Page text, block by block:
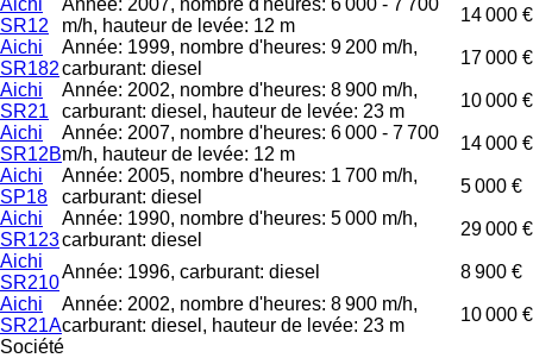
Aichi
SR12
Année: 2007, nombre d'heures: 6 000 - 7 700
m/h, hauteur de levée: 12 m
14 000 €
Aichi
SR182
Année: 1999, nombre d'heures: 9 200 m/h,
carburant: diesel
17 000 €
Aichi
SR21
Année: 2002, nombre d'heures: 8 900 m/h,
carburant: diesel, hauteur de levée: 23 m
10 000 €
Aichi
SR12B
Année: 2007, nombre d'heures: 6 000 - 7 700
m/h, hauteur de levée: 12 m
14 000 €
Aichi
SP18
Année: 2005, nombre d'heures: 1 700 m/h,
carburant: diesel
5 000 €
Aichi
SR123
Année: 1990, nombre d'heures: 5 000 m/h,
carburant: diesel
29 000 €
Aichi
SR210
Année: 1996, carburant: diesel
8 900 €
Aichi
SR21A
Année: 2002, nombre d'heures: 8 900 m/h,
carburant: diesel, hauteur de levée: 23 m
10 000 €
Société